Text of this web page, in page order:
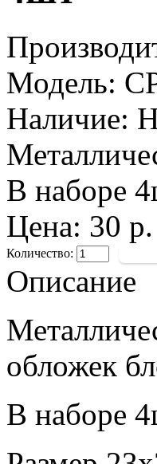
Модель:
Наличие:
В наборе
Цена: 30 р.
Количество:
Описание
обложек
В наборе